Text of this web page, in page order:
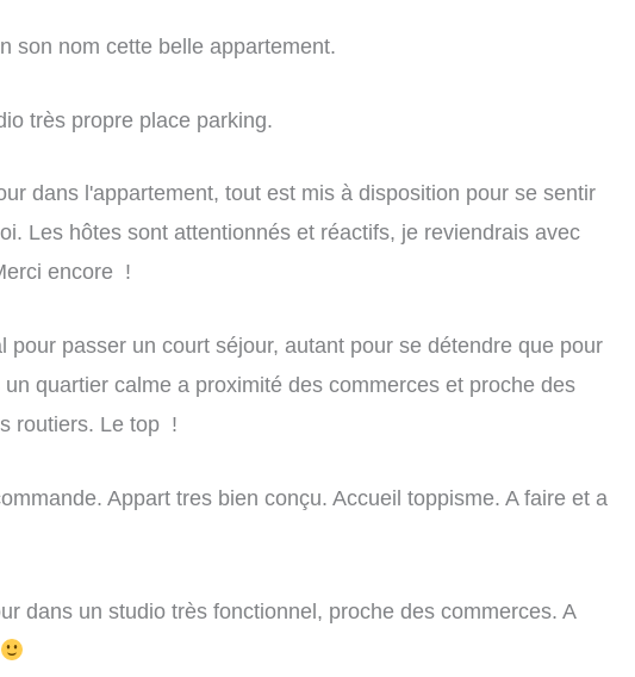
son nom cette belle appartement.
très propre place parking.
dans l'appartement, tout est mis à disposition pour se sentir
Les hôtes sont attentionnés et réactifs, je reviendrais avec
encore !
pour passer un court séjour, autant pour se détendre que pour
quartier calme a proximité des commerces et proche des
routiers. Le top !
Appart tres bien conçu. Accueil toppisme. A faire et a
dans un studio très fonctionnel, proche des commerces. A